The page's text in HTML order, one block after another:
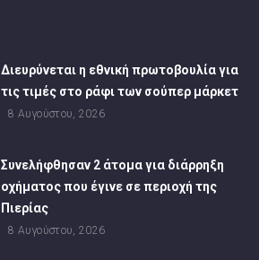
Διευρύνεται η εθνική πρωτοβουλία για
τις τιμές στο ράφι των σούπερ μάρκετ
8 Αυγούστου, 2026
Συνελήφθησαν 2 άτομα για διάρρηξη
οχήματος που έγινε σε περιοχή της
Πιερίας
8 Αυγούστου, 2026